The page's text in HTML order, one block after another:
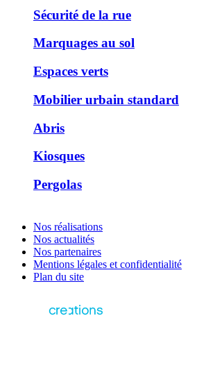
Sécurité de la rue
Marquages au sol
Espaces verts
Mobilier urbain standard
Abris
Kiosques
Pergolas
Nos réalisations
Nos actualités
Nos partenaires
Mentions légales et confidentialité
Plan du site